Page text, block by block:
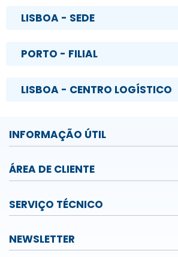
LISBOA - SEDE
PORTO - FILIAL
LISBOA - CENTRO LOGÍSTICO
INFORMAÇÃO ÚTIL
ÁREA DE CLIENTE
SERVIÇO TÉCNICO
NEWSLETTER